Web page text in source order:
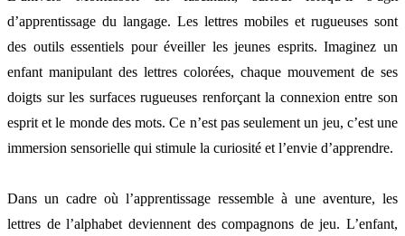
d’apprentissage du langage. Les lettres mobiles et rugueuses sont
des outils essentiels pour éveiller les jeunes esprits. Imaginez un
enfant manipulant des lettres colorées, chaque mouvement de ses
doigts sur les surfaces rugueuses renforçant la connexion entre son
esprit et le monde des mots. Ce n’est pas seulement un jeu, c’est une
immersion sensorielle qui stimule la curiosité et l’envie d’apprendre.
Dans un cadre où l’apprentissage ressemble à une aventure, les
lettres de l’alphabet deviennent des compagnons de jeu. L’enfant,